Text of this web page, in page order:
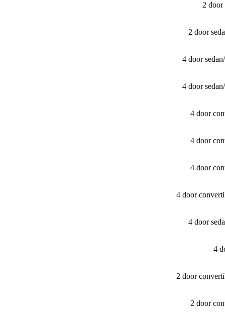
2
2 door
4 door
4 door
4 door
4 door
4 door
4 door
4 door
4
2 door
2 door